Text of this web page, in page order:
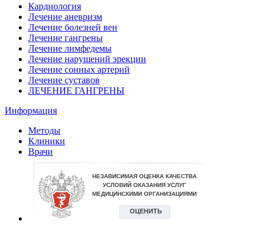
Кардиология
Лечение аневризм
Лечение болезней вен
Лечение гангрены
Лечение лимфедемы
Лечение нарушений эрекции
Лечение сонных артерий
Лечение суставов
ЛЕЧЕНИЕ ГАНГРЕНЫ
Информация
Методы
Клиники
Врачи